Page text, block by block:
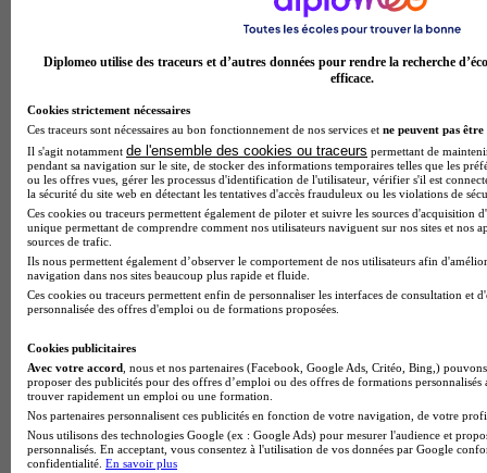
École de formation sportive
Voir l’établissement
Diplomeo utilise des traceurs et d’autres données pour rendre la recherche
efficace.
Cookies strictement nécessaires
Ces traceurs sont nécessaires au bon fonctionnement de nos services et ne peuvent pas être
Il s'agit notamment de l'ensemble des cookies ou traceurs permettant de
pendant sa navigation sur le site, de stocker des informations temporaires telles que les
ou les offres vues, gérer les processus d'identification de l'utilisateur, vérifier s'il est
la sécurité du site web en détectant les tentatives d'accès frauduleux ou les violations de
Ces cookies ou traceurs permettent également de piloter et suivre les sources d'acquisition
unique permettant de comprendre comment nos utilisateurs naviguent sur nos sites et nos
sources de trafic.
Ils nous permettent également d’observer le comportement de nos utilisateurs afin
navigation dans nos sites beaucoup plus rapide et fluide.
Ces cookies ou traceurs permettent enfin de personnaliser les interfaces de consultation et
personnalisée des offres d'emploi ou de formations proposées.
Cookies publicitaires
Avec votre accord , nous et nos partenaires (Facebook, Google Ads, Critéo, Bing,)
proposer des publicités pour des offres d’emploi ou des offres de formations
trouver rapidement un emploi ou une formation.
Nos partenaires personnalisent ces publicités en fonction de votre navigation, de votre
Nous utilisons des technologies Google (ex : Google Ads) pour mesurer l'audience et
personnalisés. En acceptant, vous consentez à l'utilisation de vos données par Google
confidentialité. En savoir plus